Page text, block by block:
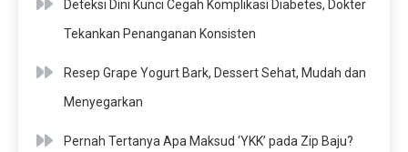
Deteksi Dini Kunci Cegah Komplikasi Diabetes, Dokter
Tekankan Penanganan Konsisten
Resep Grape Yogurt Bark, Dessert Sehat, Mudah dan
Menyegarkan
Pernah Tertanya Apa Maksud ‘YKK’ pada Zip Baju?